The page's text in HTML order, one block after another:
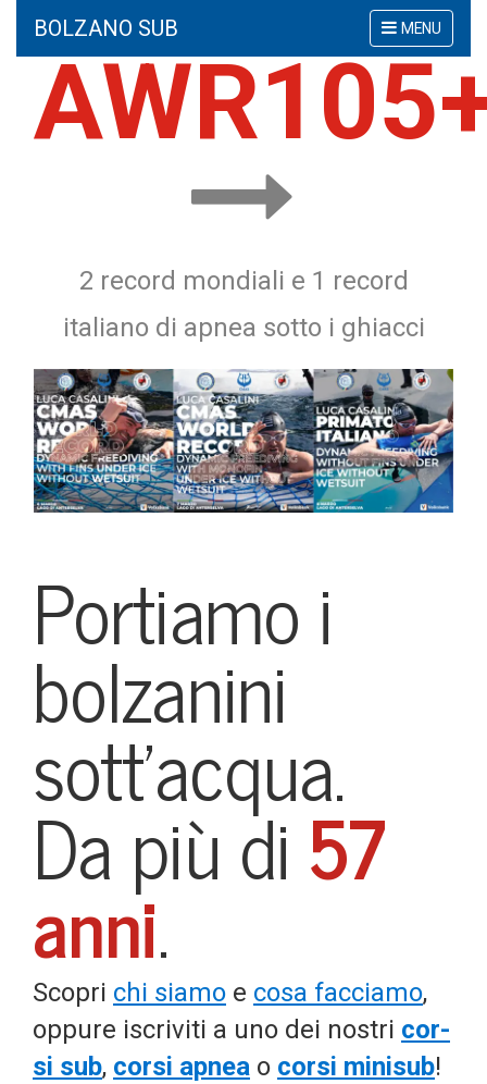
Mostra
o
nascondi
la
navigazione
MENU
BOLZANO SUB
2 record mondiali e 1 record
italiano di apnea sotto i ghiacci
Portiamo i
bolzanini
sott'acqua.
Da più di57
anni.
Sco­pri chi sia­mo e cosa fac­cia­mo,
oppu­re iscri­vi­ti a uno dei nostri cor­
si sub, cor­si apnea o cor­si mini­sub!